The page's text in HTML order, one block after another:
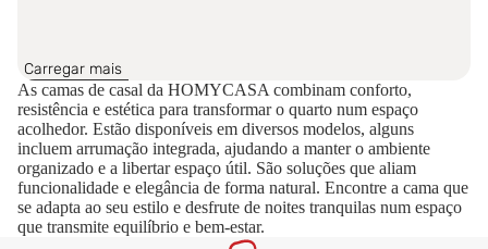
integrada?
Como combinar a cama com o restante mobiliário
do quarto?
Carregar mais
As camas de casal da HOMYCASA combinam conforto,
resistência e estética para transformar o quarto num espaço
acolhedor. Estão disponíveis em diversos modelos, alguns
incluem arrumação integrada, ajudando a manter o ambiente
organizado e a libertar espaço útil. São soluções que aliam
funcionalidade e elegância de forma natural. Encontre a cama que
se adapta ao seu estilo e desfrute de noites tranquilas num espaço
que transmite equilíbrio e bem-estar.